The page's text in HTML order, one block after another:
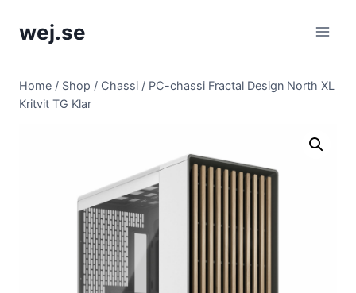
wej.se
Home / Shop / Chassi / PC-chassi Fractal Design North XL
Kritvit TG Klar